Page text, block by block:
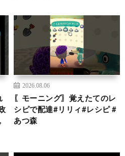
2026.08.06
〖モーニング〗覚えたてのレ
シピで配達#リリィ#レシピ #
あつ森